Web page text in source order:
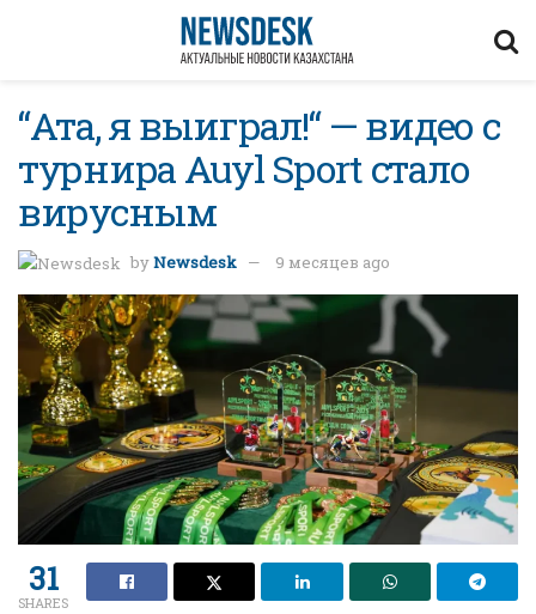
“Ата, я выиграл!“ — видео с
турнира Auyl Sport стало
вирусным
byNewsdesk 9 месяцев ago
31
SHARES